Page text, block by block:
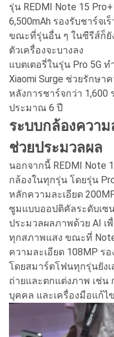
รุ่น REDMI Note 15
6,500mAh รองรับชาร์จเ
ขณะที่รุ่นอื่น ๆ ในซีรีส์ก็ยั
ตัวเครื่องจะบางลง
แบตเตอรี่ในรุ่น Pro 5G
Xiaomi Surge ช่วยรักษา
หลังการชาร์จกว่า 1,600
ประมาณ 6 ปี
ระบบกล้องความ
ช่วยประมวลผล
นอกจากนี้ REDMI Note
กล้องในทุกรุ่น โดยรุ่น
หลักความละเอียด
ซูมแบบออปติคัลระดับเซ
ประมวลผลภาพด้วย AI
ทุกสภาพแสง ขณะที่
ความละเอียด 108MP ร
โดยสมาร์ตโฟนทุกรุ่นยัง
ถ่ายและตกแต่งภาพ เช่น
บุคคล และเครื่องมือแก้